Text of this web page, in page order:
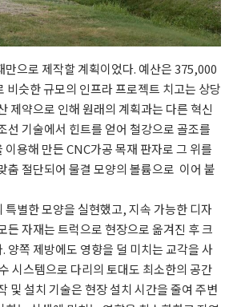
만으로 제작할 계획이었다. 예산은 375,000
비슷한 규모의 인프라 프로젝트 치고는 상당
제약으로 인해 원래의 계획과는 다른 혁신
선 기술에서 힌트를 얻어 철강으로 골조를
용해 만든 CNC가공 목재 판자로 그 위를
춤 절단되어 물결 모양의 볼륨으로 이어 붙
특별한 모양을 실현했고, 지속 가능한 디자
든 자재는 트럭으로 현장으로 옮겨진 후 크
양쪽 제방에도 영향을 덜 미치는 교각을 사
시스템으로 다리의 토대도 최소한의 공간
및 설치 기술은 현장 설치 시간을 줄여 주변